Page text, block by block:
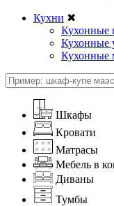
Кухни ✖
Кухонные
Кухонные
Кухонные
Шкафы
Кровати
Матрасы
Мебель в
Диваны
Тумбы